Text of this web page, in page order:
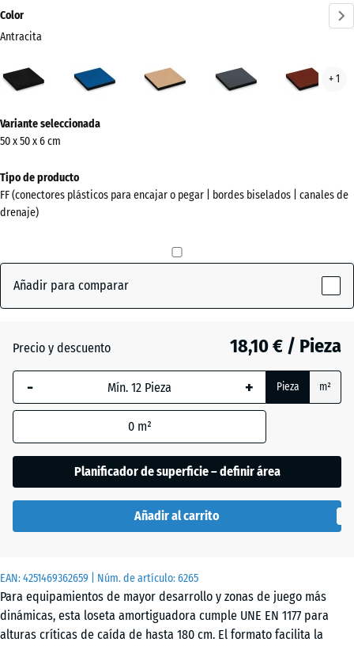
EAN:4251469362659 | Núm. de artículo:6265
Para equipamientos de mayor desarrollo y zonas de juego más
dinámicas, esta loseta amortiguadora cumple UNE EN 1177 para
alturas críticas de caída de hasta 180 cm. El formato facilita la
Color
Antracita
(active)
arena
pizarra
+ 1
información
sobre
los
colores?
Mostrar
Antracita(active)
+ 3,40 €
Rojo
+ 0,20 €
Variante seleccionada
50 x 50 x 6 cm
Tipo de producto
FF (conectores plásticos para encajar o pegar | bordes biselados | canales de
drenaje)
Añadir para comparar
Precio y descuento 18,10 € / Pieza
- + Pieza m²
0 m²
Planificador de superficie – definir área
Añadir al carrito